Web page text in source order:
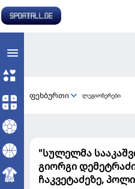
ფეხბურთი ლეგიონერები
"სულელმა
გიორგი
ჩაკვეტაძეზე,